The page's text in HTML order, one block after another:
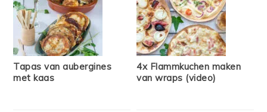
Tapas van aubergines
met kaas
4x Flammkuchen maken
van wraps (video)